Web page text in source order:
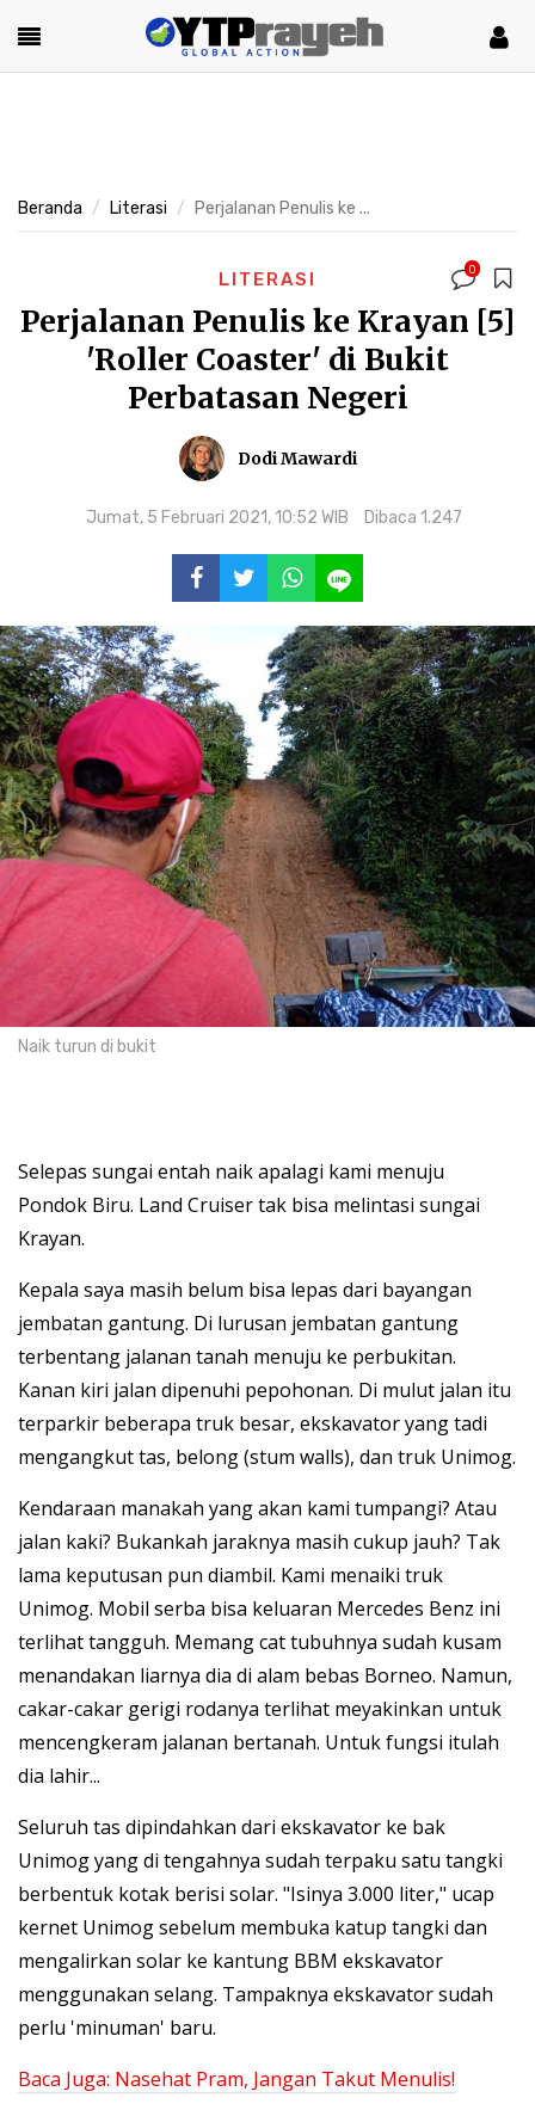
Beranda Literasi Perjalanan Penulis ke ...
LITERASI 0
Perjalanan Penulis ke Krayan [5]
'Roller Coaster' di Bukit
Perbatasan Negeri
Dodi Mawardi
Jumat, 5 Februari 2021, 10:52 WIB Dibaca 1.247
Naik turun di bukit
Selepas sungai entah naik apalagi kami menuju
Pondok Biru. Land Cruiser tak bisa melintasi sungai
Krayan.
Kepala saya masih belum bisa lepas dari bayangan
jembatan gantung. Di lurusan jembatan gantung
terbentang jalanan tanah menuju ke perbukitan.
Kanan kiri jalan dipenuhi pepohonan. Di mulut jalan itu
terparkir beberapa truk besar, ekskavator yang tadi
mengangkut tas, belong (stum walls), dan truk Unimog.
Kendaraan manakah yang akan kami tumpangi? Atau
jalan kaki? Bukankah jaraknya masih cukup jauh? Tak
lama keputusan pun diambil. Kami menaiki truk
Unimog. Mobil serba bisa keluaran Mercedes Benz ini
terlihat tangguh. Memang cat tubuhnya sudah kusam
menandakan liarnya dia di alam bebas Borneo. Namun,
cakar-cakar gerigi rodanya terlihat meyakinkan untuk
mencengkeram jalanan bertanah. Untuk fungsi itulah
dia lahir...
Seluruh tas dipindahkan dari ekskavator ke bak
Unimog yang di tengahnya sudah terpaku satu tangki
berbentuk kotak berisi solar. "Isinya 3.000 liter," ucap
kernet Unimog sebelum membuka katup tangki dan
mengalirkan solar ke kantung BBM ekskavator
menggunakan selang. Tampaknya ekskavator sudah
perlu 'minuman' baru.
Baca Juga: Nasehat Pram, Jangan Takut Menulis!